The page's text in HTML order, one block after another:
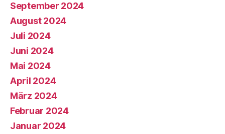
September 2024
August 2024
Juli 2024
Juni 2024
Mai 2024
April 2024
März 2024
Februar 2024
Januar 2024